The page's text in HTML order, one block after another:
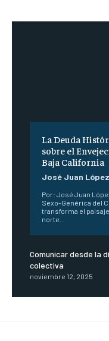
La Deuda
sobre el
Baja California
José Juan
Por: José Juan
Sexo-Genérica del
transforma el
norte...
Comunicar desde la
colectiva
noviembre 12, 2025